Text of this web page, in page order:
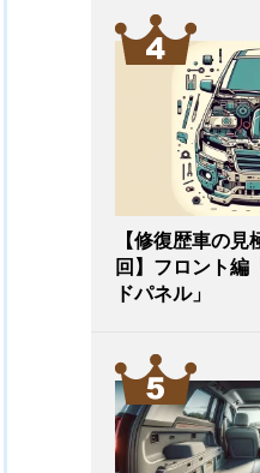
【修復歴車の
回】フロント編
ドパネル」